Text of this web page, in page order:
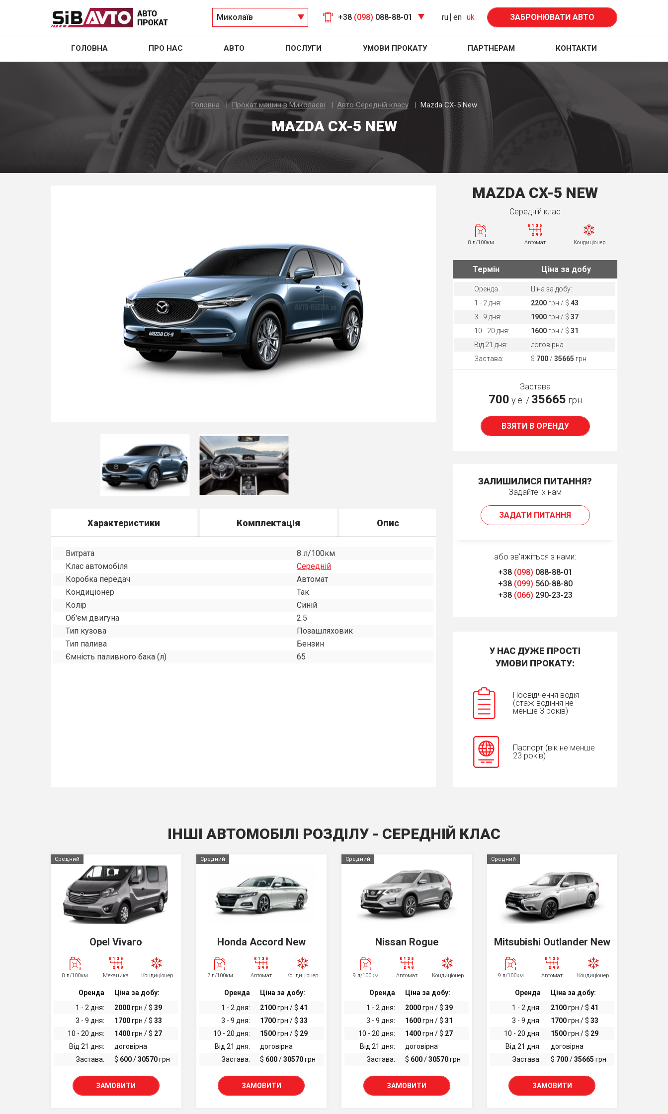
Миколаїв +38 (098) 088-88-01 ru en uk ЗАБРОНЮВАТИ АВТО
ГОЛОВНА ПРО НАС АВТО ПОСЛУГИ УМОВИ ПРОКАТУ ПАРТНЕРАМ КОНТАКТИ
Головна Прокат машин в Миколаєві Авто Середнiй класу Mazda CX-5 New
MAZDA CX-5 NEW
Характеристики Комплектація Опис
Витрата
8 л/100км
Клас автомобіля
Середнiй
Коробка передач
Автомат
Кондиціонер
Так
Колір
Синій
Об'єм двигуна
2.5
Тип кузова
Позашляховик
Тип палива
Бензин
Ємність паливного бака (л)
65
MAZDA CX-5 NEW
Середнiй клас
8 л/100км Автомат Кондиціонер
Термін
оренди
Ціна за добу
Оренда
Ціна за добу:
1 - 2 дня:
2200 грн / $43
3 - 9 дня:
1900 грн / $37
10 - 20 дня:
1600 грн / $31
Від 21 дня:
договірна
Застава:
$ 700 /35665 грн
Застава
700 у.е. / 35665 грн
ВЗЯТИ В ОРЕНДУ
ЗАЛИШИЛИСЯ ПИТАННЯ?
Задайте їх нам
ЗАДАТИ ПИТАННЯ
або зв'яжіться з нами:
+38 (098) 088-88-01
+38 (099) 560-88-80
+38 (066) 290-23-23
У НАС ДУЖЕ ПРОСТІ
УМОВИ ПРОКАТУ:
Посвідчення водія
(стаж водіння не
менше 3 років)
Паспорт (вік не менше
23 років)
ІНШІ АВТОМОБІЛІ РОЗДІЛУ - СЕРЕДНIЙ КЛАС
Средний
Opel Vivaro
8 л/100км Механика Кондиціонер
Оренда
Ціна за добу:
1 - 2 дня:
2000грн / $ 39
3 - 9 дня:
1700грн / $ 33
10 - 20 дня:
1400грн / $ 27
Від 21 дня:
договірна
Застава:
$ 600/30570грн
ЗАМОВИТИ
Средний
Honda Accord New
7 л/100км Автомат Кондиціонер
Оренда
Ціна за добу:
1 - 2 дня:
2100грн / $ 41
3 - 9 дня:
1700грн / $ 33
10 - 20 дня:
1500грн / $ 29
Від 21 дня:
договірна
Застава:
$ 600/30570грн
ЗАМОВИТИ
Средний
Nissan Rogue
9 л/100км Автомат Кондиціонер
Оренда
Ціна за добу:
1 - 2 дня:
2000грн / $ 39
3 - 9 дня:
1600грн / $ 31
10 - 20 дня:
1400грн / $ 27
Від 21 дня:
договірна
Застава:
$ 600/30570грн
ЗАМОВИТИ
Средний
Mitsubishi Outlander New
9 л/100км Автомат Кондиціонер
Оренда
Ціна за добу:
1 - 2 дня:
2100грн / $ 41
3 - 9 дня:
1700грн / $ 33
10 - 20 дня:
1500грн / $ 29
Від 21 дня:
договірна
Застава:
$ 700/35665 грн
ЗАМОВИТИ